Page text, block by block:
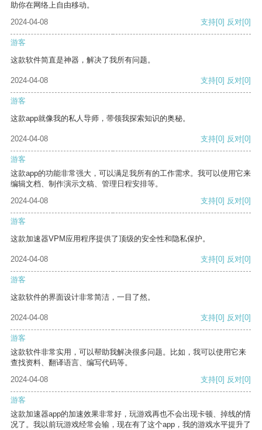
助你在网络上自由移动。
2024-04-08
支持[0] 反对[0]
游客
这款软件简直是神器，解决了我所有问题。
2024-04-08 支持[0] 反对[0]
游客
这款app就像我的私人导师，带领我探索知识的奥秘。
2024-04-08 支持[0] 反对[0]
游客
这款app的功能非常强大，可以满足我所有的工作需求。我可以使用它来
编辑文档、制作演示文稿、管理日程安排等。
2024-04-08
支持[0] 反对[0]
游客
这款加速器VPM应用程序提供了顶级的安全性和隐私保护。
2024-04-08 支持[0] 反对[0]
游客
这款软件的界面设计非常简洁，一目了然。
2024-04-08 支持[0] 反对[0]
游客
这款软件非常实用，可以帮助我解决很多问题。比如，我可以使用它来
查找资料、翻译语言、编写代码等。
2024-04-08
支持[0] 反对[0]
游客
这款加速器app的加速效果非常好，玩游戏再也不会出现卡顿、掉线的情
况了。我以前玩游戏经常会输，现在有了这个app，我的游戏水平提升了